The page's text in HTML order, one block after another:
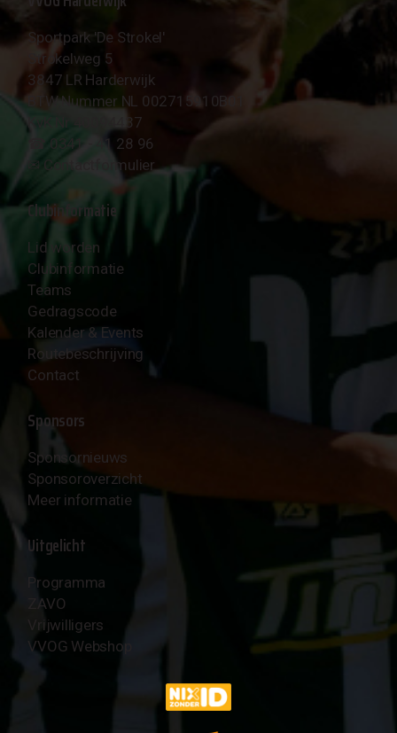
Sportpark 'De Strokel'
Strokelweg 5
3847 LR Harderwijk
BTW Nummer NL 002715910B01
KvK Nr 40094437
☎︎ 0341 - 41 28 96
✉︎ Contactformulier
Clubinformatie
Lid worden
Clubinformatie
Teams
Gedragscode
Kalender & Events
Routebeschrijving
Contact
Sponsors
Sponsornieuws
Sponsoroverzicht
Meer informatie
Uitgelicht
Programma
ZAVO
Vrijwilligers
VVOG Webshop